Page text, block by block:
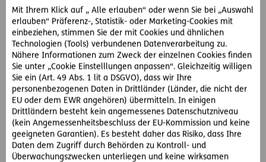
Mit Ihrem Klick auf „ Alle erlauben“ oder wenn Sie bei „Auswahl
erlauben“ Präferenz-, Statistik- oder Marketing-Cookies mit
einbeziehen, stimmen Sie der mit Cookies und ähnlichen
Technologien (Tools) verbundenen Datenverarbeitung zu.
Nähere Informationen zum Zweck der einzelnen Cookies finden
Sie unter „Cookie Einstelllungen anpassen“. Gleichzeitig willigen
Sie ein (Art. 49 Abs. 1 lit a DSGVO), dass wir Ihre
personenbezogenen Daten in Drittländer (Länder, die nicht der
EU oder dem EWR angehören) übermitteln. In einigen
Drittländern besteht kein angemessenes Datenschutzniveau
(kein Angemessenheitsbeschluss der EU-Kommission und keine
geeigneten Garantien). Es besteht daher das Risiko, dass Ihre
Daten dem Zugriff durch Behörden zu Kontroll- und
Überwachungszwecken unterliegen und keine wirksamen
Erwerbsunfähigkeit von 4 Monaten an weshalb die
Erwerbsunfähigkeitspension abgelehnt wird.
D.A.S. eigene Juristen helfen bei Problemen mit
Sozialversicherung
Herr L. ist verzweifelt und wendet sich an die D.A.S. Juristen
im RechtsServiceZentrum Süd. Diese beauftragen einen der
rund 500 spezialisierten D.A.S. Partneranwälte, welcher die
Entscheidung der Sozialversicherungsanstalt gerichtlich
bekämpft. Der D.A.S. Partneranwalt kann erreichen, dass
die Erwerbsunfähigkeit dem ärztlichen Attest entsprechend
anerkannt wird.